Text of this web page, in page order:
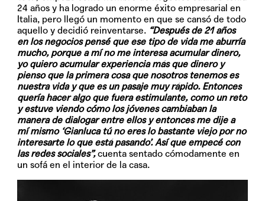
24 años y ha logrado un enorme éxito empresarial en
Italia, pero llegó un momento en que se cansó de todo
aquello y decidió reinventarse. “Después de 21 años
en los negocios pensé que ese tipo de vida me aburría
mucho, porque a mí no me interesa acumular dinero,
yo quiero acumular experiencia más que dinero y
pienso que la primera cosa que nosotros tenemos es
nuestra vida y que es un pasaje muy rápido. Entonces
quería hacer algo que fuera estimulante, como un reto
y estuve viendo cómo los jóvenes cambiaban la
manera de dialogar entre ellos y entonces me dije a
mí mismo ‘Gianluca tú no eres lo bastante viejo por no
interesarte lo que está pasando’. Así que empecé con
las redes sociales”, cuenta sentado cómodamente en
un sofá en el interior de la casa.